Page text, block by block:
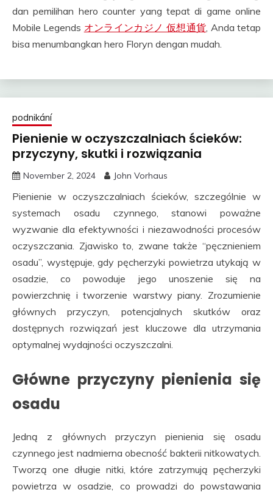
dan pemilihan hero counter yang tepat di game online
Mobile Legends オンラインカジノ 仮想通貨 , Anda tetap
bisa menumbangkan hero Floryn dengan mudah.
podnikání
Pienienie w oczyszczalniach ścieków:
przyczyny, skutki i rozwiązania
November 2, 2024 John Vorhaus
Pienienie w oczyszczalniach ścieków, szczególnie w
systemach osadu czynnego, stanowi poważne
wyzwanie dla efektywności i niezawodności procesów
oczyszczania. Zjawisko to, zwane także “pęcznieniem
osadu”, występuje, gdy pęcherzyki powietrza utykają w
osadzie, co powoduje jego unoszenie się na
powierzchnię i tworzenie warstwy piany. Zrozumienie
głównych przyczyn, potencjalnych skutków oraz
dostępnych rozwiązań jest kluczowe dla utrzymania
optymalnej wydajności oczyszczalni.
Główne przyczyny pienienia się
osadu
Jedną z głównych przyczyn pienienia się osadu
czynnego jest nadmierna obecność bakterii nitkowatych.
Tworzą one długie nitki, które zatrzymują pęcherzyki
powietrza w osadzie, co prowadzi do powstawania